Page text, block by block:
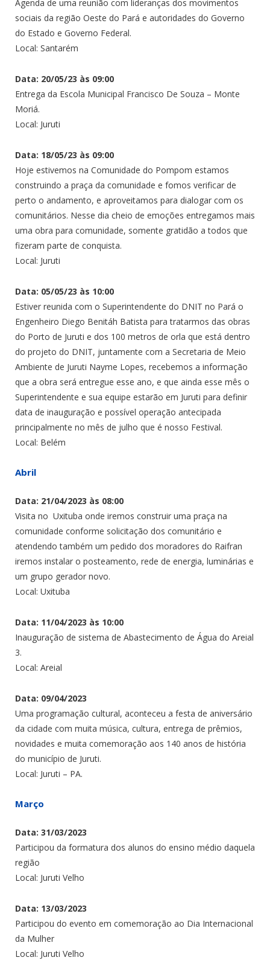
Agenda de uma reunião com lideranças dos movimentos
sociais da região Oeste do Pará e autoridades do Governo
do Estado e Governo Federal.
Local: Santarém
Data: 20/05/23 às 09:00
Entrega da Escola Municipal Francisco De Souza – Monte
Moriá.
Local: Juruti
Data: 18/05/23 às 09:00
Hoje estivemos na Comunidade do Pompom estamos
construindo a praça da comunidade e fomos verificar de
perto o andamento, e aproveitamos para dialogar com os
comunitários. Nesse dia cheio de emoções entregamos mais
uma obra para comunidade, somente gratidão a todos que
fizeram parte de conquista.
Local: Juruti
Data: 05/05/23 às 10:00
Estiver reunida com o Superintendente do DNIT no Pará o
Engenheiro Diego Benitáh Batista para tratarmos das obras
do Porto de Juruti e dos 100 metros de orla que está dentro
do projeto do DNIT, juntamente com a Secretaria de Meio
Ambiente de Juruti Nayme Lopes, recebemos a informação
que a obra será entregue esse ano, e que ainda esse mês o
Superintendente e sua equipe estarão em Juruti para definir
data de inauguração e possível operação antecipada
principalmente no mês de julho que é nosso Festival.
Local: Belém
Abril
Data: 21/04/2023 às 08:00
Visita no Uxituba onde iremos construir uma praça na
comunidade conforme solicitação dos comunitário e
atendendo também um pedido dos moradores do Raifran
iremos instalar o posteamento, rede de energia, luminárias e
um grupo gerador novo.
Local: Uxituba
Data: 11/04/2023 às 10:00
Inauguração de sistema de Abastecimento de Água do Areial
3.
Local: Areial
Data: 09/04/2023
Uma programação cultural, aconteceu a festa de aniversário
da cidade com muita música, cultura, entrega de prêmios,
novidades e muita comemoração aos 140 anos de história
do município de Juruti.
Local: Juruti – PA.
Março
Data: 31/03/2023
Participou da formatura dos alunos do ensino médio daquela
região
Local: Juruti Velho
Data: 13/03/2023
Participou do evento em comemoração ao Dia Internacional
da Mulher
Local: Juruti Velho